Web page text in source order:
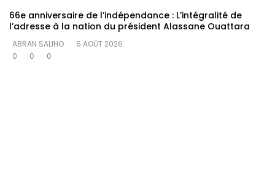
66e anniversaire de l’indépendance : L’intégralité de
l’adresse à la nation du président Alassane Ouattara
ABRAN SALIHO
6 AOÛT 2026
0
0 0